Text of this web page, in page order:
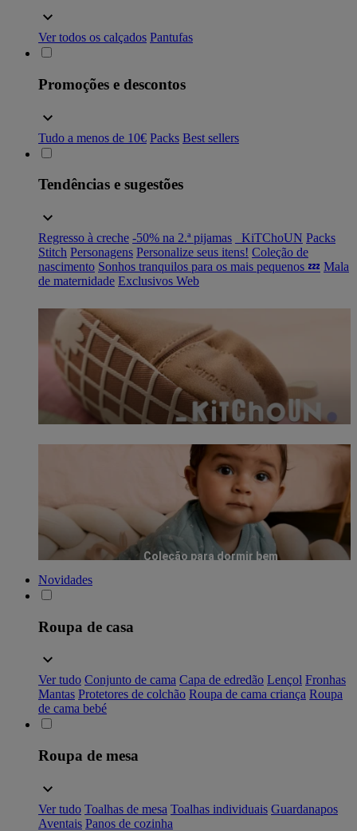
Ver todos os calçados Pantufas
Promoções e descontos
Tudo a menos de 10€ Packs Best sellers
Tendências e sugestões
Regresso à creche -50% na 2.ª pijamas _KiTChoUN Packs
Stitch Personagens Personalize seus itens! Coleção de
nascimento Sonhos tranquilos para os mais pequenos 💤 Mala
de maternidade Exclusivos Web
Coleção para dormir bem
Novidades
Roupa de casa
Ver tudo Conjunto de cama Capa de edredão Lençol Fronhas
Mantas Protetores de colchão Roupa de cama criança Roupa
de cama bebé
Roupa de mesa
Ver tudo Toalhas de mesa Toalhas individuais Guardanapos
Aventais Panos de cozinha